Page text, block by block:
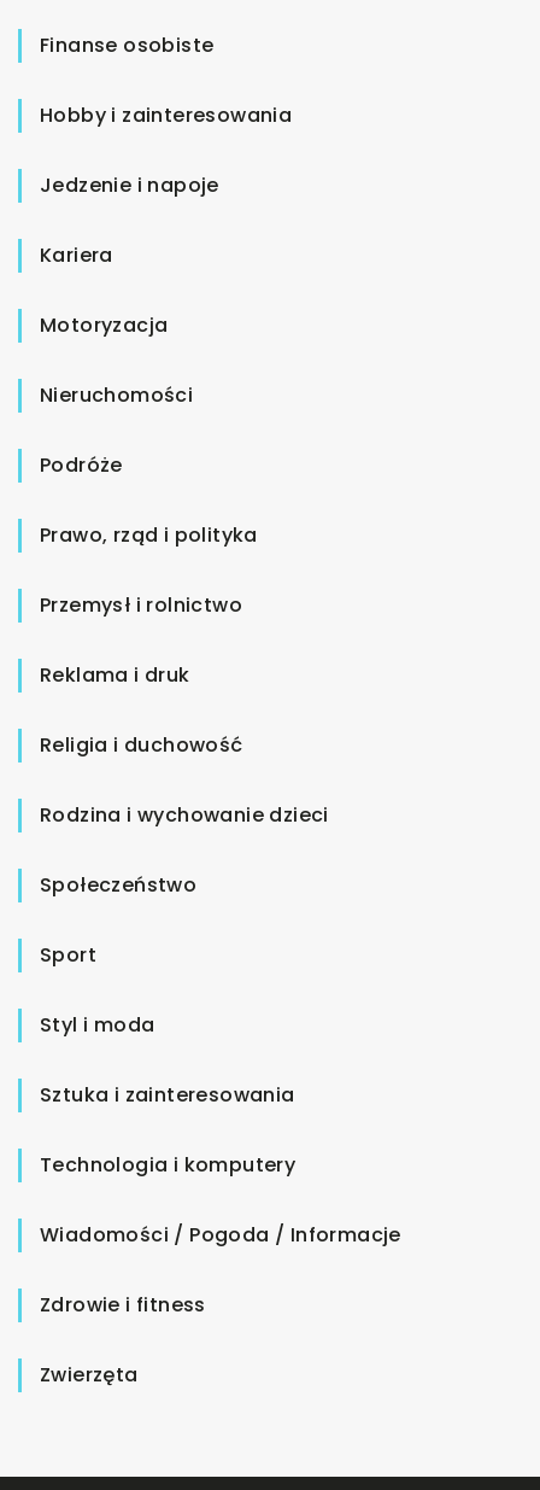
Finanse osobiste
Hobby i zainteresowania
Jedzenie i napoje
Kariera
Motoryzacja
Nieruchomości
Podróże
Prawo, rząd i polityka
Przemysł i rolnictwo
Reklama i druk
Religia i duchowość
Rodzina i wychowanie dzieci
Społeczeństwo
Sport
Styl i moda
Sztuka i zainteresowania
Technologia i komputery
Wiadomości / Pogoda / Informacje
Zdrowie i fitness
Zwierzęta